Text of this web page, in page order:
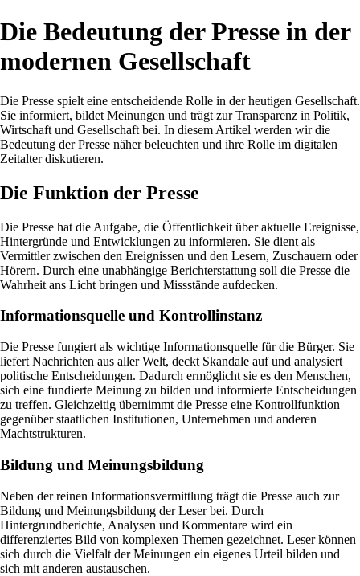
Die Bedeutung der Presse in der
modernen Gesellschaft
Die Presse spielt eine entscheidende Rolle in der heutigen Gesellschaft.
Sie informiert, bildet Meinungen und trägt zur Transparenz in Politik,
Wirtschaft und Gesellschaft bei. In diesem Artikel werden wir die
Bedeutung der Presse näher beleuchten und ihre Rolle im digitalen
Zeitalter diskutieren.
Die Funktion der Presse
Die Presse hat die Aufgabe, die Öffentlichkeit über aktuelle Ereignisse,
Hintergründe und Entwicklungen zu informieren. Sie dient als
Vermittler zwischen den Ereignissen und den Lesern, Zuschauern oder
Hörern. Durch eine unabhängige Berichterstattung soll die Presse die
Wahrheit ans Licht bringen und Missstände aufdecken.
Informationsquelle und Kontrollinstanz
Die Presse fungiert als wichtige Informationsquelle für die Bürger. Sie
liefert Nachrichten aus aller Welt, deckt Skandale auf und analysiert
politische Entscheidungen. Dadurch ermöglicht sie es den Menschen,
sich eine fundierte Meinung zu bilden und informierte Entscheidungen
zu treffen. Gleichzeitig übernimmt die Presse eine Kontrollfunktion
gegenüber staatlichen Institutionen, Unternehmen und anderen
Machtstrukturen.
Bildung und Meinungsbildung
Neben der reinen Informationsvermittlung trägt die Presse auch zur
Bildung und Meinungsbildung der Leser bei. Durch
Hintergrundberichte, Analysen und Kommentare wird ein
differenziertes Bild von komplexen Themen gezeichnet. Leser können
sich durch die Vielfalt der Meinungen ein eigenes Urteil bilden und
sich mit anderen austauschen.